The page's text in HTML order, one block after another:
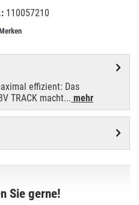
110057210
effizient: Das
TRACK macht... mehr
Sie gerne!